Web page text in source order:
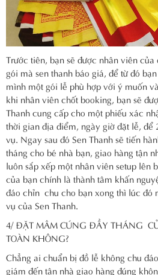
Trước tiên, bạn sẽ được nhân viên
gói mà sen thanh báo giá, để từ đó
mình một gói lễ phù hợp với ý muốn
khi nhân viên chốt booking, bạn sẽ
Thanh cung cấp cho một phiếu xác
thời gian địa điểm, ngày giờ đặt lễ, để
vụ. Ngay sau đó Sen Thanh sẽ tiến
tháng cho bé nhà bạn, giao hàng tận
luôn sắp xếp một nhân viên setup lên
của bạn chính là thành tâm khấn
đáo chỉn chu cho bạn xong thì lúc đó
vụ của Sen Thanh.
4/ ĐẶT MÂM CÚNG ĐẦY THÁNG
TOÀN KHÔNG?
Chẳng ai chuẩn bị đồ lễ không chu
giám đến tận nhà giao hàng đúng